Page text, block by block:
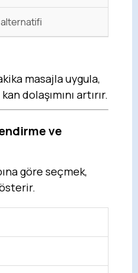
alternatifi
masajla uygula,
dolaşımını artırır.
ve
göre seçmek,